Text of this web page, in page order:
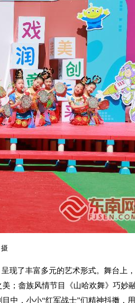
摄
现了丰富多元的艺术形式。舞台上
；畲族风情节目《山哈欢舞》巧妙
中，小小“红军战士”们精神抖擞，